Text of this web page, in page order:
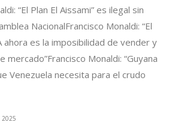
“El Plan El Aissami” es ilegal sin
NacionalFrancisco Monaldi: “El
ahora es la imposibilidad de vender y
mercado”Francisco Monaldi: “Guyana
Venezuela necesita para el crudo
2025